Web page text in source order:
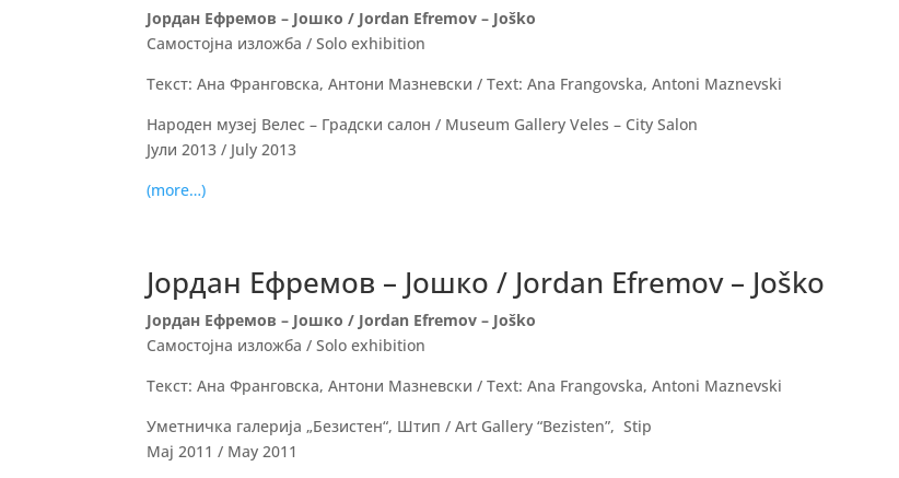
Јордан Ефремов – Јошко / Jordan Efremov – Joško
Самостојна изложба / Solo exhibition
Текст: Ана Франговска, Антони Мазневски / Text: Ana Frangovska, Antoni Maznevski
Народен музеј Велес – Градски салон / Museum Gallery Veles – City Salon
Јули 2013 / July 2013
(more…)
Јордан Ефремов – Јошко / Jordan Efremov – Joško
Јордан Ефремов – Јошко / Jordan Efremov – Joško
Самостојна изложба / Solo exhibition
Текст: Ана Франговска, Антони Мазневски / Text: Ana Frangovska, Antoni Maznevski
Уметничка галерија „Безистен“, Штип / Art Gallery “Bezisten”, Stip
Мај 2011 / May 2011